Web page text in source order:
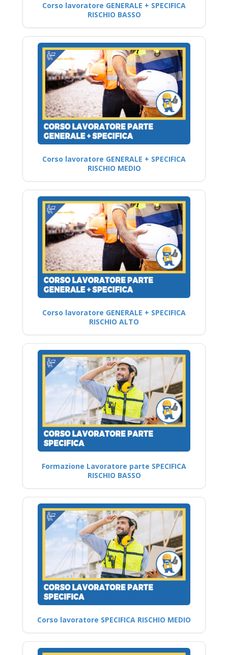
Corso lavoratore GENERALE + SPECIFICA
RISCHIO BASSO
Corso lavoratore GENERALE + SPECIFICA
RISCHIO MEDIO
Corso lavoratore GENERALE + SPECIFICA
RISCHIO ALTO
Formazione Lavoratore parte SPECIFICA
RISCHIO BASSO
Corso lavoratore SPECIFICA RISCHIO MEDIO